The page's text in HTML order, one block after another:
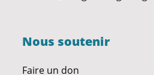
Nous soutenir
Faire un don